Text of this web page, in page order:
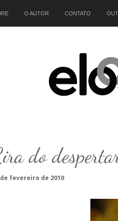
O AUTOR CONTATO Início
do
de fevereiro de 2010